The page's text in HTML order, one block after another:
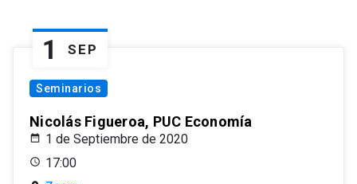
1 SEP
Seminarios
Nicolás Figueroa, PUC Economía
1 de Septiembre de 2020
17:00